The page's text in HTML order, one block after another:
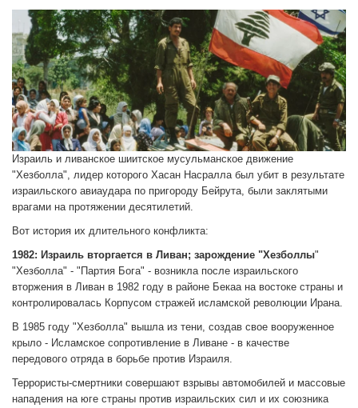
Израиль и ливанское шиитское мусульманское движение
"Хезболла", лидер которого Хасан Насралла был убит в результате
израильского авиаудара по пригороду Бейрута, были заклятыми
врагами на протяжении десятилетий.
Вот история их длительного конфликта:
1982: Израиль вторгается в Ливан; зарождение "Хезболлы"
"Хезболла" - "Партия Бога" - возникла после израильского
вторжения в Ливан в 1982 году в районе Бекаа на востоке страны и
контролировалась Корпусом стражей исламской революции Ирана.
В 1985 году "Хезболла" вышла из тени, создав свое вооруженное
крыло - Исламское сопротивление в Ливане - в качестве
передового отряда в борьбе против Израиля.
Террористы-смертники совершают взрывы автомобилей и массовые
нападения на юге страны против израильских сил и их союзника